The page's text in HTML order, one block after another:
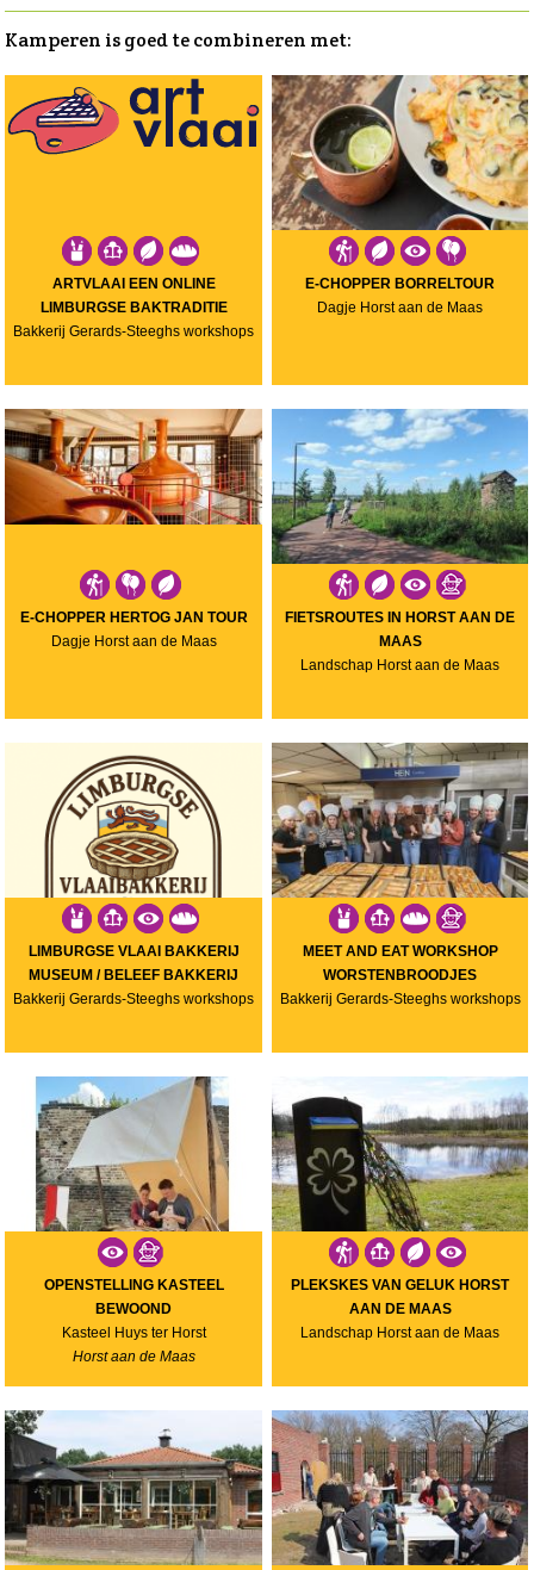
Kamperen is goed te combineren met:
ARTVLAAI EEN ONLINE
LIMBURGSE BAKTRADITIE
Bakkerij Gerards-Steeghs workshops
E-CHOPPER BORRELTOUR
Dagje Horst aan de Maas
E-CHOPPER HERTOG JAN TOUR
Dagje Horst aan de Maas
FIETSROUTES IN HORST AAN DE
MAAS
Landschap Horst aan de Maas
LIMBURGSE VLAAI BAKKERIJ
MUSEUM / BELEEF BAKKERIJ
Bakkerij Gerards-Steeghs workshops
MEET AND EAT WORKSHOP
WORSTENBROODJES
Bakkerij Gerards-Steeghs workshops
OPENSTELLING KASTEEL
BEWOOND
Kasteel Huys ter Horst
Horst aan de Maas
PLEKSKES VAN GELUK HORST
AAN DE MAAS
Landschap Horst aan de Maas